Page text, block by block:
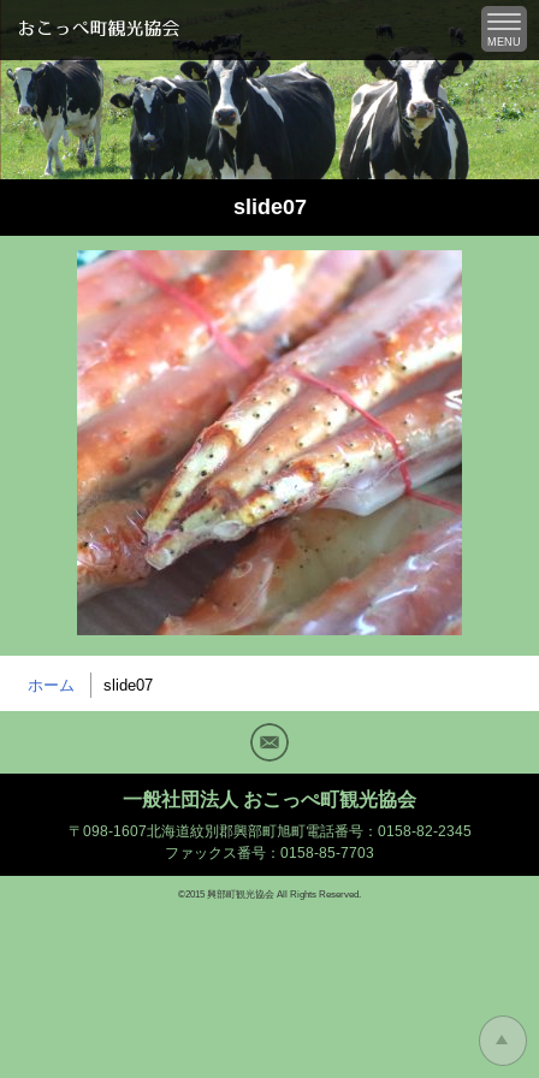
MENU
slide07
ホーム slide07
Mail
一般社団法人 おこっぺ町観光協会
〒098-1607北海道紋別郡興部町旭町電話番号：0158-82-2345
ファックス番号：0158-85-7703
©2015 興部町観光協会 All Rights Reserved.